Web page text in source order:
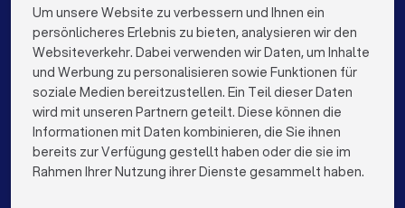
nebst
die einzelnen
entfallenden
vier
2-facher
Ausgestaltung der
Dokumentation
bitte § 5 der DGM-
Mediatoren in Bielefeld
Mediatoren in Bonn
Mediatoren in Münster
Mediatoren in der Nähe
Die besten Mediatoren für Sie
info@trustlocal.de
FÜR PRIVATPERSONEN
Um unsere Website zu verbessern und Ihnen ein
persönlicheres Erlebnis zu bieten, analysieren wir den
Websiteverkehr. Dabei verwenden wir Daten, um Inhalte
und Werbung zu personalisieren sowie Funktionen für
soziale Medien bereitzustellen. Ein Teil dieser Daten
wird mit unseren Partnern geteilt. Diese können die
Informationen mit Daten kombinieren, die Sie ihnen
bereits zur Verfügung gestellt haben oder die sie im
Rahmen Ihrer Nutzung ihrer Dienste gesammelt haben.